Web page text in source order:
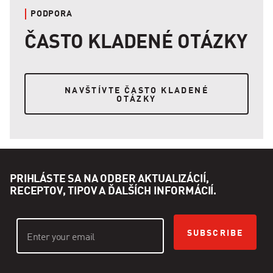
PODPORA
ČASTO KLADENÉ OTÁZKY
NAVŠTÍVTE ČASTO KLADENÉ OTÁZKY
NAVŠTÍVTE ČASTO KLADENÉ
OTÁZKY
PRIHLÁSTE SA NA ODBER AKTUALIZÁCIÍ,
RECEPTOV, TIPOV A ĎALŠÍCH INFORMÁCIÍ.
SUBSCRIBE